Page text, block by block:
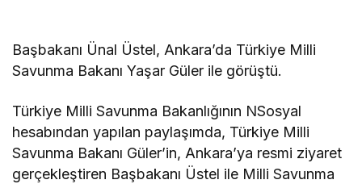
Başbakanı Ünal Üstel, Ankara’da Türkiye Milli
Savunma Bakanı Yaşar Güler ile görüştü.
Türkiye Milli Savunma Bakanlığının NSosyal
hesabından yapılan paylaşımda, Türkiye Milli
Savunma Bakanı Güler’in, Ankara’ya resmi ziyaret
gerçekleştiren Başbakanı Üstel ile Milli Savunma